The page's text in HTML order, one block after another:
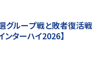
グループ戦と敗者復活戦
ターハイ2026】